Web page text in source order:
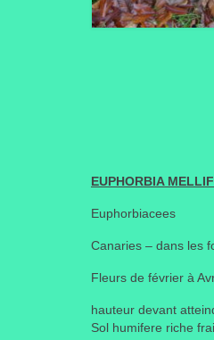
EUPHORBIA
Euphorbiacees
Canaries – dans les
Fleurs de février à
hauteur devant
Sol humifere riche